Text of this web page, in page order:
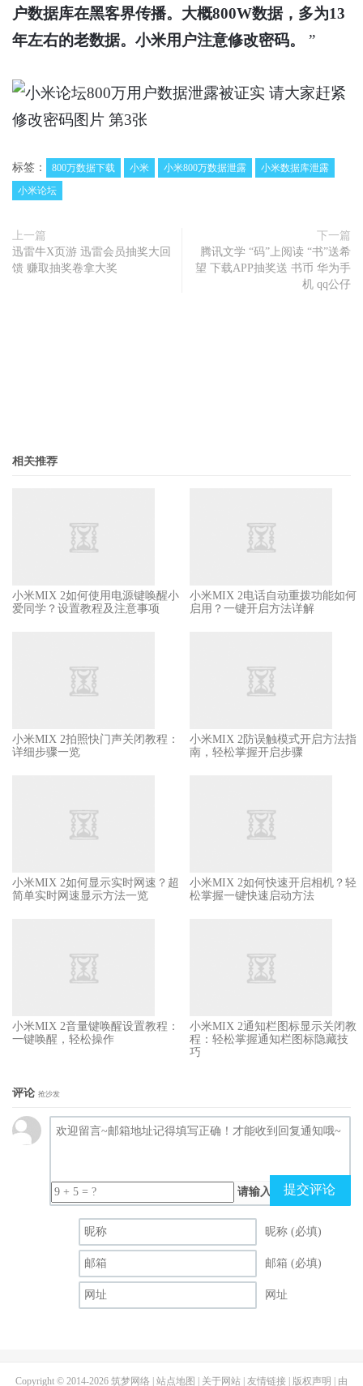
户数据库在黑客界传播。大概800W数据，多为13
年左右的老数据。小米用户注意修改密码。
”
标签： 800万数据下载 小米 小米800万数据泄露
小米数据库泄露
小米论坛
上一篇
迅雷牛X页游 迅雷会员抽奖大回
馈 赚取抽奖卷拿大奖
下一篇
腾讯文学 “码”上阅读 “书”送希
望 下载APP抽奖送 书币 华为手
机 qq公仔
相关推荐
小米MIX 2如何使用电源键唤醒小
爱同学？设置教程及注意事项
小米MIX 2电话自动重拨功能如何
启用？一键开启方法详解
小米MIX 2拍照快门声关闭教程：
详细步骤一览
小米MIX 2防误触模式开启方法指
南，轻松掌握开启步骤
小米MIX 2如何显示实时网速？超
简单实时网速显示方法一览
小米MIX 2如何快速开启相机？轻
松掌握一键快速启动方法
小米MIX 2音量键唤醒设置教程：
一键唤醒，轻松操作
小米MIX 2通知栏图标显示关闭教
程：轻松掌握通知栏图标隐藏技
巧
评论 抢沙发
请输入（计算结果）
提交评论
昵称 (必填)
邮箱 (必填)
网址
Copyright © 2014-2026 筑梦网络 站点地图 关于网站 友情链接 版权声明 | 由